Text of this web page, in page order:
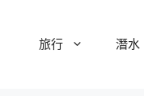
旅行 潛水